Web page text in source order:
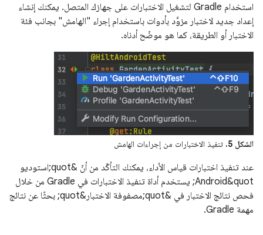
استخدام Gradle لتشغيل الاختبارات على جهازك المتصل. يمكنك إنشاء
إعداد جديد لاختبار مزوَّد بأدوات باستخدام إجراء "الهامش" بجانب فئة
الاختبار أو الطريقة، كما هو موضّح أدناه.
الشكل 5. تنفيذ الاختبارات من إجراءات الهامش
عند تنفيذ اختبارات قياس الأداء، يمكنك التأكّد من أنّ &quot;استوديو
Android&quot; يستخدم أداة تنفيذ الاختبارات في Gradle من خلال
فحص نتائج الاختبار في &quot;مصفوفة الاختبار&quot; بحثًا عن نتائج
مهمة Gradle.